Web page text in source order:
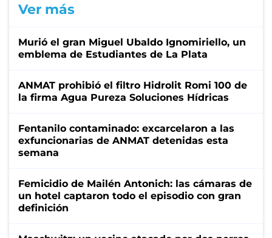
Ver más
Murió el gran Miguel Ubaldo Ignomiriello, un
emblema de Estudiantes de La Plata
ANMAT prohibió el filtro Hidrolit Romi 100 de
la firma Agua Pureza Soluciones Hídricas
Fentanilo contaminado: excarcelaron a las
exfuncionarias de ANMAT detenidas esta
semana
Femicidio de Mailén Antonich: las cámaras de
un hotel captaron todo el episodio con gran
definición